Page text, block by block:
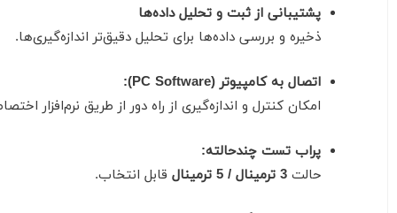
پشتیبانی از ثبت و تحلیل داده‌ها
ذخیره و بررسی داده‌ها برای تحلیل دقیق‌تر اندازه‌گیری‌ها.
اتصال به کامپیوتر (PC Software):
امکان کنترل و اندازه‌گیری از راه دور از طریق نرم‌افزار
پراب تست چندحالته:
حالت 3 ترمینال / 5 ترمینال قابل انتخاب.